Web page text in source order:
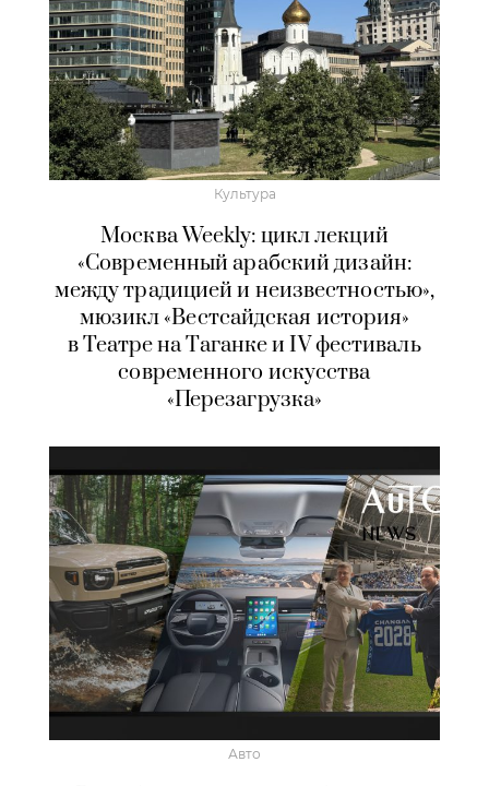
Культура
Москва Weekly: цикл лекций
«Современный арабский дизайн:
между традицией и неизвестностью»,
мюзикл «Вестсайдская история»
в Театре на Таганке и IV фестиваль
современного искусства
«Перезагрузка»
Авто